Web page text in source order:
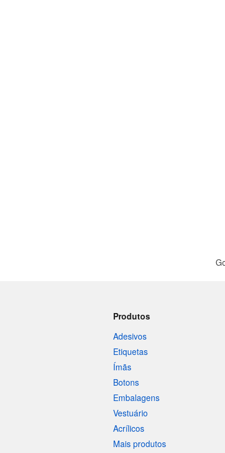
Produtos
Adesivos
Etiquetas
Ímãs
Botons
Embalagens
Vestuário
Acrílicos
Mais produtos